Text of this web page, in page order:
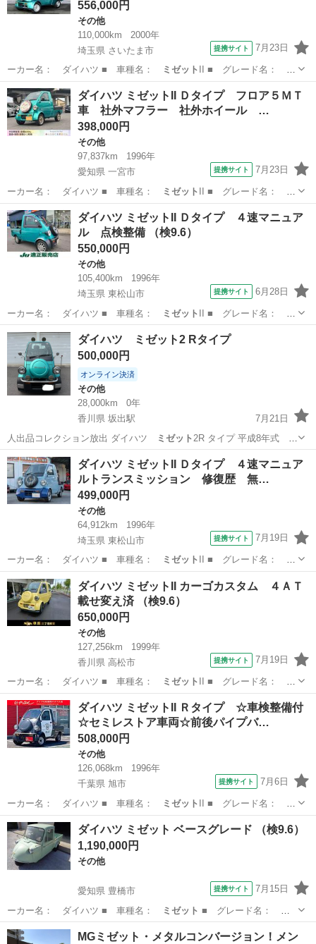
556,000円
その他
110,000km
2000年
埼玉県 さいたま市
提携サイト 7月23日
ーカー名： ダイハツ ■ 車種名： ミゼット
II ■ グレード名： カ
スタム ピ…
埼玉 さいたま市 その他
ダイハツ ミゼットII Ｄタイプ フロア５ＭＴ
車 社外マフラー 社外ホイール …
398,000円
その他
97,837km
1996年
愛知県 一宮市
提携サイト 7月23日
ーカー名： ダイハツ ■ 車種名： ミゼット
II ■ グレード名： Ｄ
タイプ フ…
愛知 一宮市 その他
ダイハツ ミゼットII Ｄタイプ ４速マニュア
ル 点検整備 （検9.6）
550,000円
その他
105,400km
1996年
埼玉県 東松山市
提携サイト 6月28日
ーカー名： ダイハツ ■ 車種名： ミゼット
II ■ グレード名： Ｄ
タイプ ４…
埼玉 東松山市
ダイハツ ミゼット2 Rタイプ
500,000円
オンライン決済
その他
28,000km
0年
香川県 坂出駅
7月21日
人出品コレクション放出 ダイハツ
ミゼット 2R タイプ 平成8年式 ほ
ぼノー…
香川 坂出市 坂出駅 その他 ミゼット
ダイハツ ミゼットII Ｄタイプ ４速マニュア
ルトランスミッション 修復歴 無…
499,000円
その他
64,912km
1996年
埼玉県 東松山市
提携サイト 7月19日
ーカー名： ダイハツ ■ 車種名： ミゼット
II ■ グレード名： Ｄ
タイプ ４…
埼玉 東松山市
ダイハツ ミゼットII カーゴカスタム ４ＡＴ
載せ変え済 （検9.6）
650,000円
その他
127,256km
1999年
香川県 高松市
提携サイト 7月19日
ーカー名： ダイハツ ■ 車種名： ミゼット
II ■ グレード名： カ
ーゴカスタ…
香川 高松市 その他
ダイハツ ミゼットII Ｒタイプ ☆車検整備付
☆セミレストア車両☆前後パイプバ…
508,000円
その他
126,068km
1996年
千葉県 旭市
提携サイト 7月6日
ーカー名： ダイハツ ■ 車種名： ミゼット
II ■ グレード名： Ｒ
タイプ ☆…
千葉 旭市 その他
ダイハツ ミゼット ベースグレード （検9.6）
1,190,000円
その他
愛知県 豊橋市 提携サイト 7月15日
ーカー名： ダイハツ ■ 車種名： ミゼット ■ グレード名： ベ
ースグレード …
愛知 豊橋市 その他
MGミゼット・メタルコンバージョン！メン